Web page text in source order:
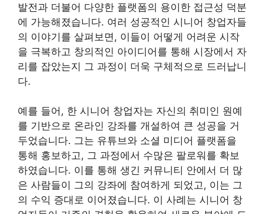
발전과 더불어 다양한 플랫폼의 용이한 접근성 덕분
에 가능해졌습니다. 여러 성공적인 시니어 창업자들
의 이야기를 살펴보면, 이들이 어떻게 어려운 시작
을 극복하고 창의적인 아이디어를 통해 시장에서 자
리를 잡았는지 그 과정이 더욱 구체적으로 드러납니
다.
예를 들어, 한 시니어 창업자는 자신의 취미인 원예
를 기반으로 온라인 강좌를 개설하여 큰 성공을 거
두었습니다. 그는 유튜브와 소셜 미디어 플랫폼을
통해 홍보하고, 그 과정에서 수많은 팔로워를 확보
하였습니다. 이를 통해 생긴 커뮤니티 안에서 더 많
은 사람들이 그의 강좌에 참여하게 되었고, 이는 그
의 수익 증대로 이어졌습니다. 이 사례는 시니어 창